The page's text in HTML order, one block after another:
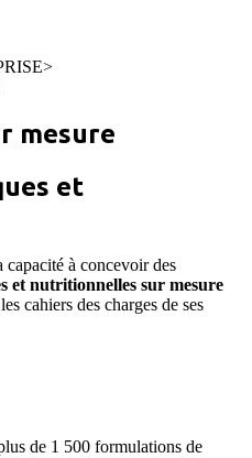
>
mesure
et
à concevoir des
et nutritionnelles sur mesure
cahiers des charges de ses
de 1 500 formulations de